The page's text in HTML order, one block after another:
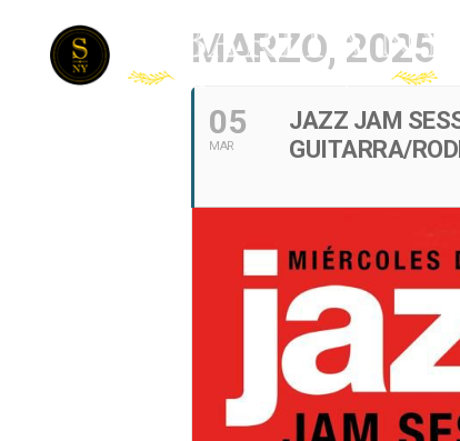
MARZO, 2025
05
MAR
JAZZ JAM
GUITARRA/